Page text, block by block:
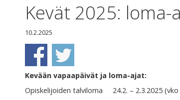
Kevät 2025:
10.2.2025
Kevään vapaapäivät ja loma-ajat:
Opiskelijoiden talviloma 24.2. – 2.3.2025 (vko